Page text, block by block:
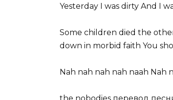
Yesterday I was dirty And I
Some children died the
down in morbid faith You
Nah nah nah nah naah Nah